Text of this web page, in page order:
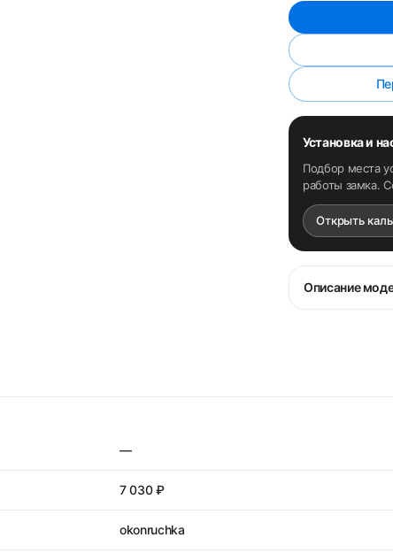
Установка и
Подбор места
работы замка.
Открыть
Описание
—
7 030 ₽
okonruchka